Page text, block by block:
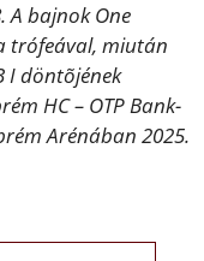
A bajnok One
trófeával, miután
I döntõjének
HC – OTP Bank-
Arénában 2025.